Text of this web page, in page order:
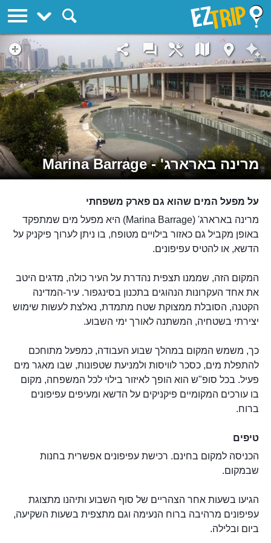
מרינה בארארג' - Marina Barrage
על מפעל המים שהוא גם פארק משפחתי
מרינה בארארג' (Marina Barrage) היא מפעל מים שמתפקד
באופן מקביל גם כאזור בילויים מטופח, בו ניתן לערוך פיקניק על
הדשא, או להטיס עפיפונים.
המקום הזה, שממנו תצפית נהדרת על העיר כולה, מדגים היטב
את אחד העקרונות הנהוגים בתכנון בסינגפור. עיר-המדינה
הקטנה, הסובלת ממצוקת שטח מתמדת, נאלצת לעשות שימוש
יצירתי בשטחיה, המשתנה לאורך ימי השבוע.
כך, משמש המקום במהלך שבוע העבודה, כמפעל מתוחכם
להתפלת מים, כסכר לוויסות ולמניעת שטפונות, שבו מאגר מים
פעיל. בכל סופ"ש הוא הופך לאיזור בילוי לכל המשפחה, מקום
בו עורכים המקומיים פיקניקים על הדשא ומעיפים עפיפונים
ברוח.
טיפים
הכניסה למקום בחינם. רכישת עפיפונים אפשרית בחנות
שבמקום.
הגיעו בשעות אחר הצהריים של סוף השבוע ותיהנו מתצוגת
עפיפונים מרהיבה ברוח הנעימה וגם מתצפית בשעות השקיעה,
ביום ובלילה.
EZTrip